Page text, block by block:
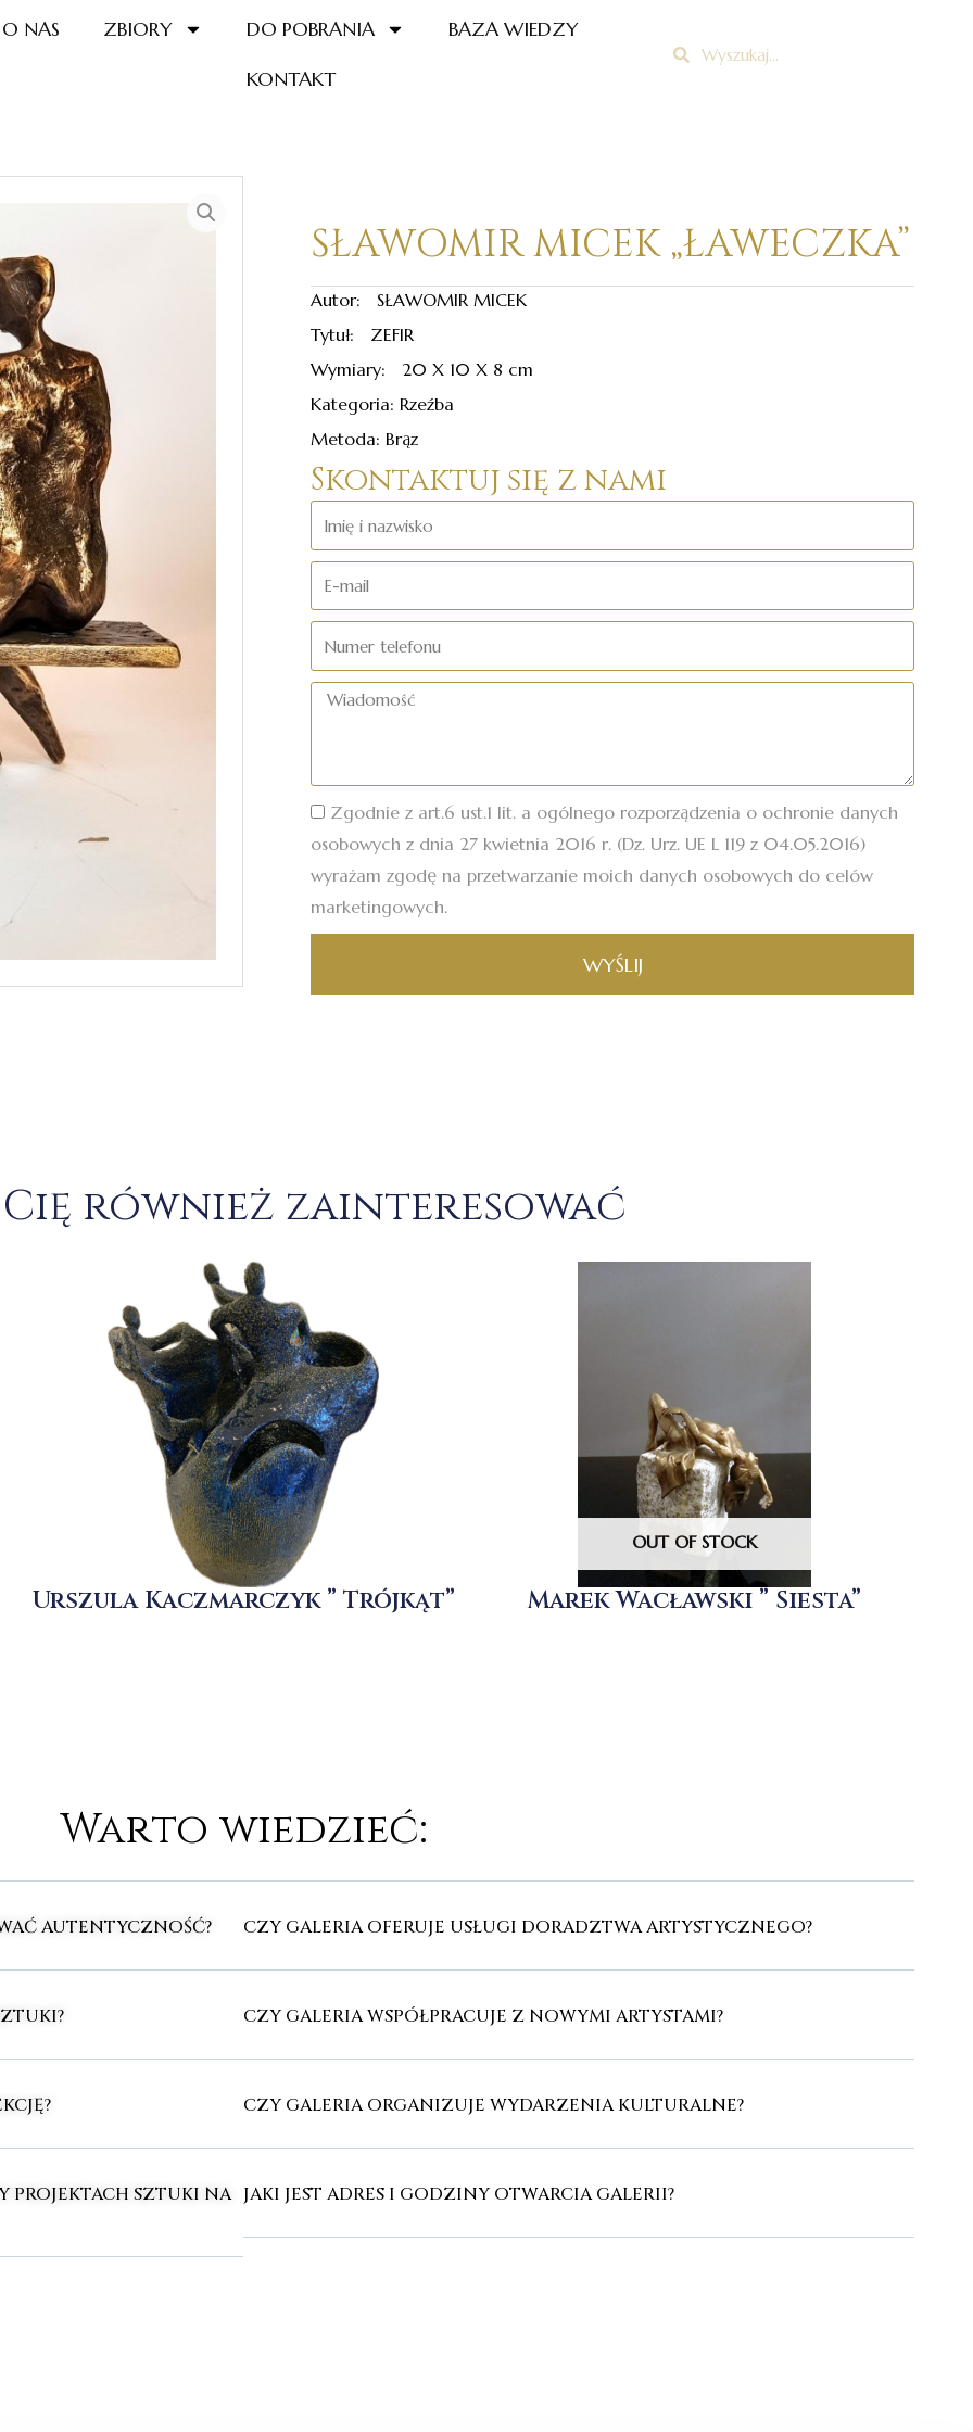
O NAS ZBIORY DO POBRANIA
BAZA WIEDZY
KONTAKT
SzukajSzukaj
SŁAWOMIR MICEK „ŁAWECZKA”
Autor: SŁAWOMIR MICEK
Tytuł: ZEFIR
Wymiary: 20 X 10 X 8 cm
Kategoria: Rzeźba
Metoda: Brąz
Skontaktuj się z nami
Imię
i
nazwisko
E-
mail
Numer
telefonu
Wiadomość
Zgodnie z art.6 ust.1 lit. a ogólnego rozporządzenia o ochronie danych
osobowych z dnia 27 kwietnia 2016 r. (Dz. Urz. UE L 119 z 04.05.2016)
wyrażam zgodę na przetwarzanie moich danych osobowych do celów
marketingowych.
WYŚLIJ
również zainteresować
Urszula Kaczmarczyk ” Trójkąt”
OUT OF STOCK
Marek Wacławski ” Siesta”
Warto wiedzieć:
AUTENTYCZNOŚĆ?
PROJEKTACH SZTUKI NA
CZY GALERIA OFERUJE USŁUGI DORADZTWA ARTYSTYCZNEGO?
CZY GALERIA WSPÓŁPRACUJE Z NOWYMI ARTYSTAMI?
CZY GALERIA ORGANIZUJE WYDARZENIA KULTURALNE?
JAKI JEST ADRES I GODZINY OTWARCIA GALERII?